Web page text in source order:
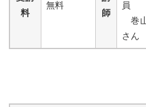
料
無料
師
員
巻
さん